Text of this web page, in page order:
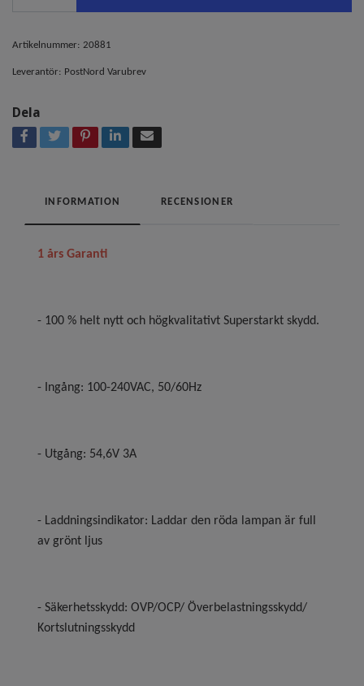
Artikelnummer: 20881
Leverantör: PostNord Varubrev
Dela
INFORMATION RECENSIONER
1 års Garanti
- 100 % helt nytt och högkvalitativt Superstarkt skydd.
- Ingång: 100-240VAC, 50/60Hz
- Utgång: 54,6V 3A
- Laddningsindikator: Laddar den röda lampan är full
av grönt ljus
- Säkerhetsskydd: OVP/OCP/ Överbelastningsskydd/
Kortslutningsskydd